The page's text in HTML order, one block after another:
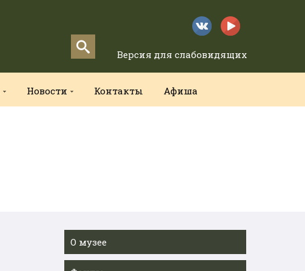
Версия для слабовидящих
Новости Контакты Афиша
О музее